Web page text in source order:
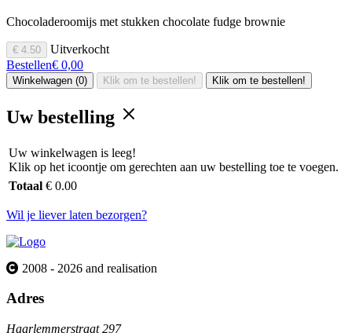
Chocoladeroomijs met stukken chocolate fudge brownie
€ 4.50
Uitverkocht
Bestellen€ 0,00
Winkelwagen (0) Klik om te bestellen! Klik om te bestellen!
Uw bestelling
Uw winkelwagen is leeg!
Klik op het icoontje om gerechten aan uw bestelling toe te voegen.
Totaal € 0.00
Wil je liever laten bezorgen?
2008 - 2026 and realisation
Adres
Haarlemmerstraat 297